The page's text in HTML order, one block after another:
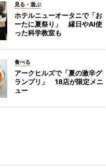
見る・遊ぶ
ホテルニューオータニで「お
ーたに夏祭り」 縁日やAI使
った科学教室も
食べる
アークヒルズで「夏の激辛グ
ランプリ」 18店が限定メニ
ュー